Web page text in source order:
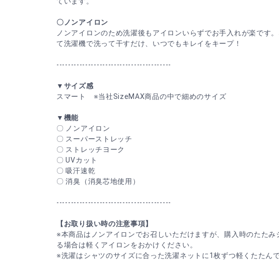
〇ノンアイロン
ノンアイロンのため洗濯後もアイロンいらずでお手入れが楽です
て洗濯機で洗って干すだけ、いつでもキレイをキープ！
----------------------------------------
▼サイズ感
スマート ※当社SizeMAX商品の中で細めのサイズ
▼機能
〇 ノンアイロン
〇 スーパーストレッチ
〇 ストレッチヨーク
〇 UVカット
〇 吸汗速乾
〇 消臭（消臭芯地使用）
----------------------------------------
【お取り扱い時の注意事項】
※本商品はノンアイロンでお召しいただけますが、購入時のたたみ
る場合は軽くアイロンをおかけください。
※洗濯はシャツのサイズに合った洗濯ネットに1枚ずつ軽くたたん